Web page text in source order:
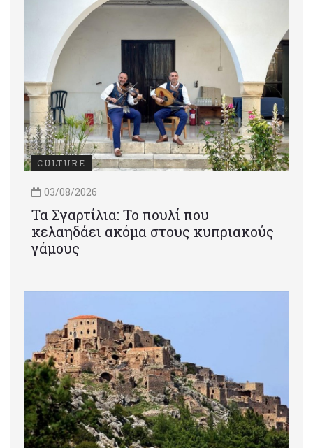
CULTURE
03/08/2026
Τα Σγαρτίλια: Το πουλί που
κελαηδάει ακόμα στους κυπριακούς
γάμους